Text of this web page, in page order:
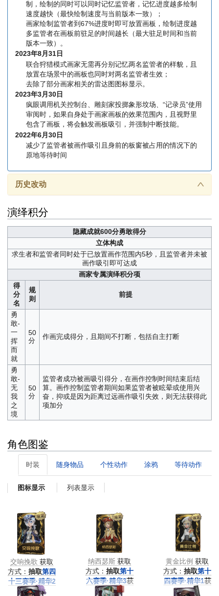
制，绘制的同时可以同时记忆监管者，记忆进度越多绘制
速度越快（最快绘制速度与当前版本一致）；
画家绘制监管者到67%进度时即可放置画板，绘制进度越
多监管者在画板前驻足的时间越长（最大驻足时间和当前
版本一致）。
2023年8月31日
联合狩猎模式画家无需再分别记忆两名监管者的样貌，且
放置在场景中的画板也同时对两名监管者生效；
去除了部分画家相关的雷达图图标显示。
2023年3月30日
疯眼调用机关控制台、雕刻家投掷象形坟场、“记录员”使用
审阅时，如果自身处于画家画板的效果范围内，且视野里
包含了画板，将会触发画板吸引，并强制中断技能。
2022年6月30日
减少了监管者被画作吸引且身前的板窗被占用的情况下的
原地等待时间
历史改动 ∧
演绎积分
隐藏成就600分勇敢得分
立体构成
求生者和监管者同时处于已放置画作范围内5秒，且监管者并未被
画作吸引即可达成
画家专属演绎积分项
得
分
名
规
则
前提
勇
敢-
一
挥
而
就
50
分
作画完成得分，且期间不打断，包括自主打断
勇
敢-
无
我
之
境
50
分
监管者成功被画吸引得分，在画作控制时间结束后结
算。画作控制监管者期间如果监管者被眩晕或使用兴
奋，抑或是因为距离过远画作吸引失效，则无法获得此
项加分
角色图鉴
时装 随身物品 个性动作 涂鸦 等待动作
图标显示 列表显示
交响挽歌 获取
方式： 抽取第四
十三赛季·精华2
获得
纳西瑟斯 获取
方式： 抽取第十
六赛季·精华3获
得
黄金比例 获取
方式： 抽取第十
四赛季·精华1获
得